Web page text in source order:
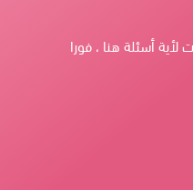
أسئلة هنا ، فورا